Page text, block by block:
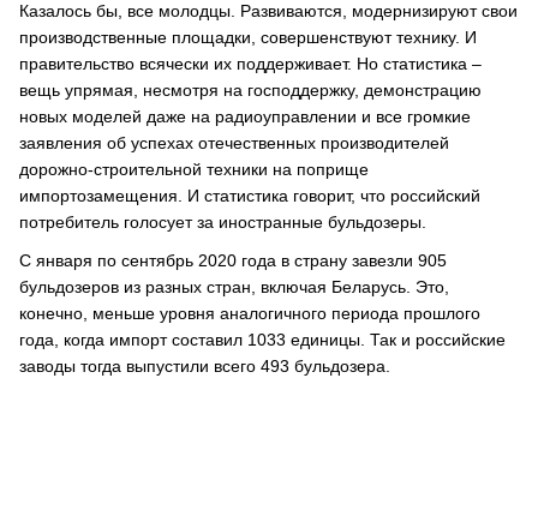
Казалось бы, все молодцы. Развиваются, модернизируют свои
производственные площадки, совершенствуют технику. И
правительство всячески их поддерживает. Но статистика –
вещь упрямая, несмотря на господдержку, демонстрацию
новых моделей даже на радиоуправлении и все громкие
заявления об успехах отечественных производителей
дорожно-строительной техники на поприще
импортозамещения. И статистика говорит, что российский
потребитель голосует за иностранные бульдозеры.
С января по сентябрь 2020 года в страну завезли 905
бульдозеров из разных стран, включая Беларусь. Это,
конечно, меньше уровня аналогичного периода прошлого
года, когда импорт составил 1033 единицы. Так и российские
заводы тогда выпустили всего 493 бульдозера.